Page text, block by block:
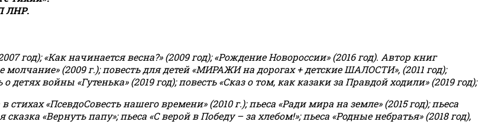
ЛНР.
год); «Как начинается весна?» (2009 год); «Рождение Новороссии» (2016 год). Автор книг
молчание» (2009 г.); повесть для детей «МИРАЖИ на дорогах + детские ШАЛОСТИ», (2011 год);
детях войны «Гутенька» (2019 год); повесть «Сказ о том, как казаки за Правдой ходили» (2019 год);
«ПсевдоСовесть нашего времени» (2010 г.); пьеса «Ради мира на земле» (2015 год); пьеса
«Вернуть папу»; пьеса «С верой в Победу – за хлебом!»;пьеса «Родные небратья» (2018 год),